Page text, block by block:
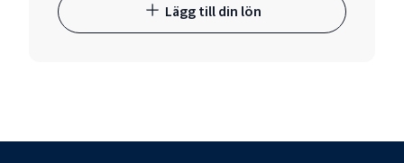
Lägg till din lön